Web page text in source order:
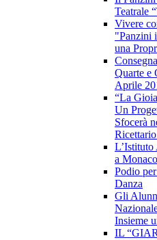
Teatrale
Vivere
"Panzini
una
Quarte e
Aprile
“La
Un
Sfocerà
a
Podio
Danza
Gli
Insieme
IL